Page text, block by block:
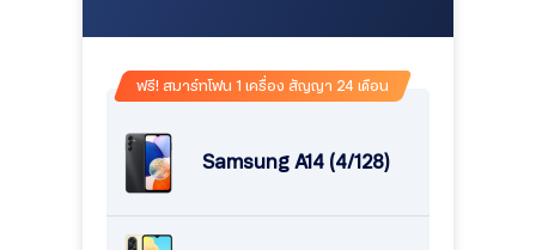
ฟรี! สมาร์ทโฟน 1 เครื่อง สัญญา 24 เดือน
Samsung A14 (4/128)